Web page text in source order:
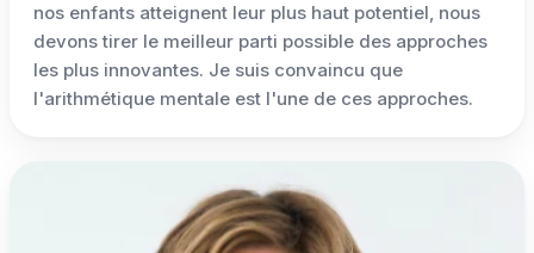
nos enfants atteignent leur plus haut potentiel, nous
devons tirer le meilleur parti possible des approches
les plus innovantes. Je suis convaincu que
l'arithmétique mentale est l'une de ces approches.